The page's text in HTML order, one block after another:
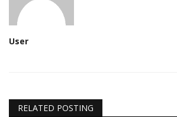
User
RELATED POSTING